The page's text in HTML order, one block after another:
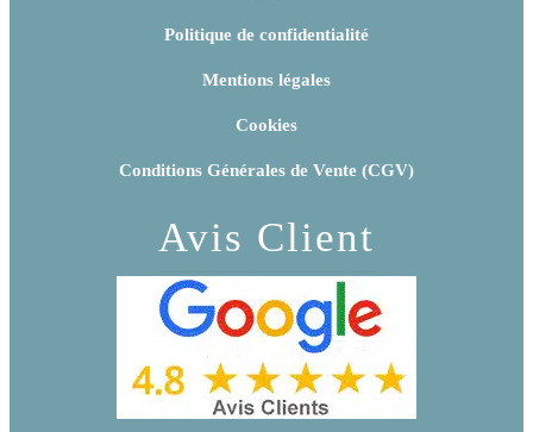
Politique de confidentialité
Mentions légales
Cookies
Conditions Générales de Vente (CGV)
Avis Client